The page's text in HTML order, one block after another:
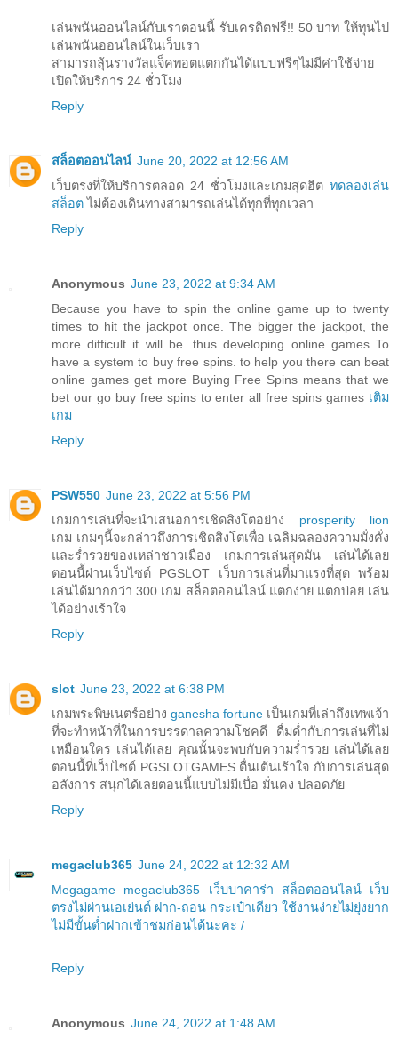
เล่นพนันออนไลน์กับเราตอนนี้ รับเครดิตฟรี!! 50 บาท ให้ทุนไป
เล่นพนันออนไลน์ในเว็บเรา
สามารถลุ้นรางวัลแจ็คพอตแตกกันได้แบบฟรีๆไม่มีค่าใช้จ่าย
เปิดให้บริการ 24 ชั่วโมง
Reply
สล็อตออนไลน์ June 20, 2022 at 12:56 AM
เว็บตรงที่ให้บริการตลอด 24 ชั่วโมงและเกมสุดฮิต ทดลองเล่น
สล็อตไม่ต้องเดินทางสามารถเล่นได้ทุกที่ทุกเวลา
Reply
Anonymous June 23, 2022 at 9:34 AM
Because you have to spin the online game up to twenty
times to hit the jackpot once. The bigger the jackpot, the
more difficult it will be. thus developing online games To
have a system to buy free spins. to help you there can beat
online games get more Buying Free Spins means that we
bet our go buy free spins to enter all free spins games เติม
เกม
Reply
PSW550 June 23, 2022 at 5:56 PM
เกมการเล่นที่จะนำเสนอการเชิดสิงโตอย่าง prosperity lion
เกม เกมๆนี้จะกล่าวถึงการเชิดสิงโตเพื่อ เฉลิมฉลองความมั่งคั่ง
และร่ำรวยของเหล่าชาวเมือง เกมการเล่นสุดมัน เล่นได้เลย
ตอนนี้ผ่านเว็บไซต์ PGSLOT เว็บการเล่นที่มาแรงที่สุด พร้อม
เล่นได้มากกว่า 300 เกม สล็อตออนไลน์ แตกง่าย แตกบ่อย เล่น
ได้อย่างเร้าใจ
Reply
slot June 23, 2022 at 6:38 PM
เกมพระพิษเนตร์อย่าง ganesha fortune เป็นเกมที่เล่าถึงเทพเจ้า
ที่จะทำหน้าที่ในการบรรดาลความโชคดี ดื่มด่ำกับการเล่นที่ไม่
เหมือนใคร เล่นได้เลย คุณนั้นจะพบกับความร่ำรวย เล่นได้เลย
ตอนนี้ที่เว็บไซต์ PGSLOTGAMES ตื่นเต้นเร้าใจ กับการเล่นสุด
อลังการ สนุกได้เลยตอนนี้แบบไม่มีเบื่อ มั่นคง ปลอดภัย
Reply
megaclub365 June 24, 2022 at 12:32 AM
Megagame megaclub365 เว็บบาคาร่า สล็อตออนไลน์ เว็บ
ตรงไม่ผ่านเอเย่นต์ ฝาก-ถอน กระเป๋าเดียว ใช้งานง่ายไม่ยุ่งยาก
ไม่มีขั้นต่ำฝากเข้าชมก่อนได้นะคะ /
Reply
Anonymous June 24, 2022 at 1:48 AM